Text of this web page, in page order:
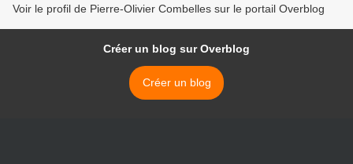
Voir le profil de Pierre-Olivier Combelles sur le portail Overblog
Créer un blog sur Overblog
Créer un blog